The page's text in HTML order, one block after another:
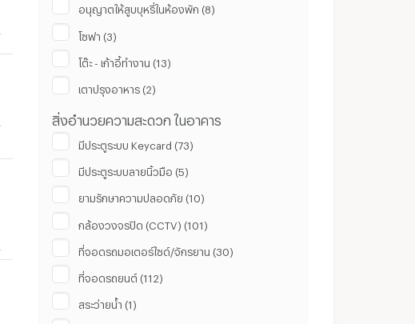
อนุญาตให้สูบบุหรี่ในห้องพัก (8)
โซฟา (3)
โต๊ะ - เก้าอี้ทำงาน (13)
เตาปรุงอาหาร (2)
สิ่งอำนวยความสะดวก ในอาคาร
มีประตูระบบ Keycard (73)
มีประตูระบบลายนิ้วมือ (5)
ยามรักษาความปลอดภัย (10)
กล้องวงจรปิด (CCTV) (101)
ที่จอดรถมอเตอร์ไซด์/จักรยาน (30)
ที่จอดรถยนต์ (112)
สระว่ายน้ำ (1)